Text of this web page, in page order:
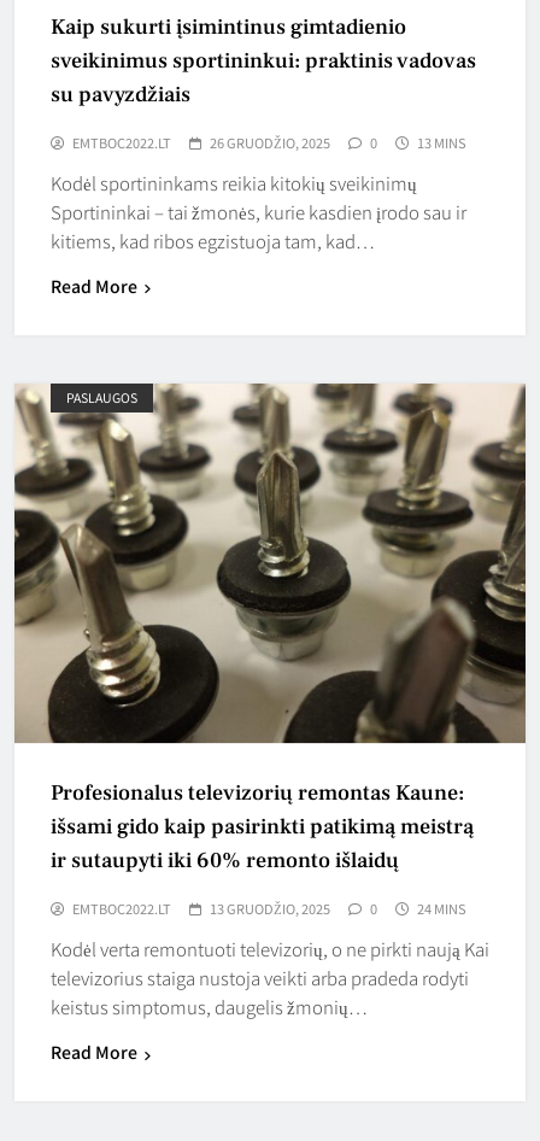
Kaip sukurti įsimintinus gimtadienio
sveikinimus sportininkui: praktinis vadovas
su pavyzdžiais
EMTBOC2022.LT 26 GRUODŽIO, 2025 0 13 MINS
Kodėl sportininkams reikia kitokių sveikinimų
Sportininkai – tai žmonės, kurie kasdien įrodo sau ir
kitiems, kad ribos egzistuoja tam, kad…
Read More
PASLAUGOS
Profesionalus televizorių remontas Kaune:
išsami gido kaip pasirinkti patikimą meistrą
ir sutaupyti iki 60% remonto išlaidų
EMTBOC2022.LT 13 GRUODŽIO, 2025 0 24 MINS
Kodėl verta remontuoti televizorių, o ne pirkti naują Kai
televizorius staiga nustoja veikti arba pradeda rodyti
keistus simptomus, daugelis žmonių…
Read More